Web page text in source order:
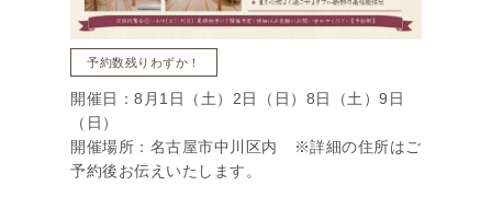
予約数残りわずか！
開催日：8月1日（土）2日（日）8日（土）9日
（日）
開催場所：名古屋市中川区内 ※詳細の住所はご
予約後お伝えいたします。